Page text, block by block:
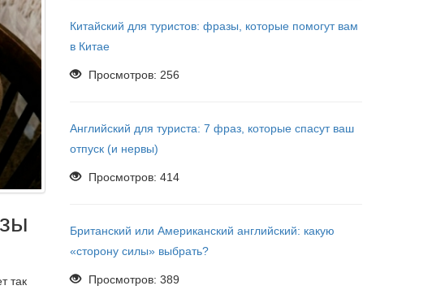
так
Китайский для туристов: фразы, которые помогут вам
в Китае
Просмотров: 256
Английский для туриста: 7 фраз, которые спасут ваш
отпуск (и нервы)
Просмотров: 414
Британский или Американский английский: какую
«сторону силы» выбрать?
Просмотров: 389